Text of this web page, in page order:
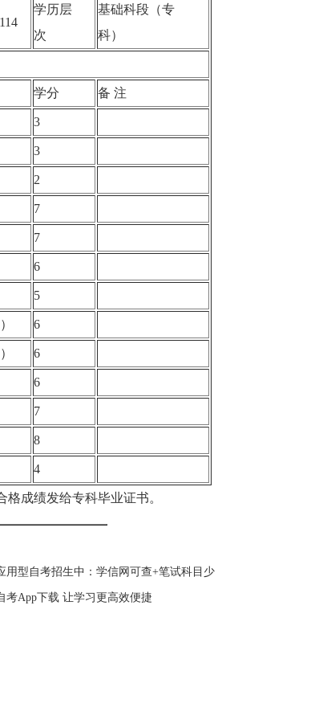
学历层
次
基础科段（专
科）
学分 备 注
3
3
2
7
7
6
5
） 6
） 6
6
7
8
4
成绩发给专科毕业证书。
用型自考招生中：学信网可查+笔试科目少
考App下载 让学习更高效便捷